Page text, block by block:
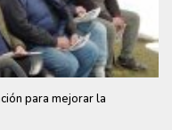
para mejorar la